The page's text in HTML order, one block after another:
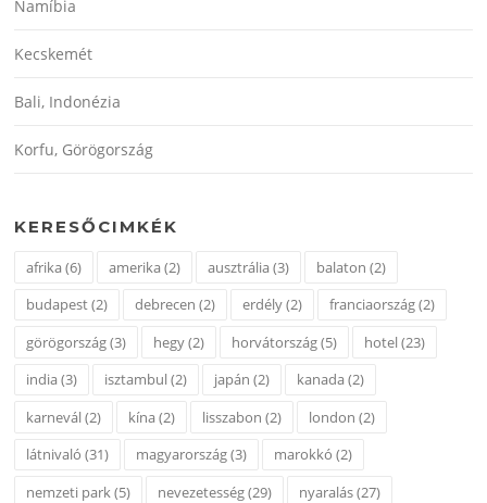
Namíbia
Kecskemét
Bali, Indonézia
Korfu, Görögország
KERESŐCIMKÉK
afrika(6) amerika(2) ausztrália(3) balaton (2)
budapest(2) debrecen (2) erdély(2) franciaország(2)
görögország(3) hegy(2) horvátország(5) hotel(23)
india(3) isztambul(2) japán (2) kanada(2)
karnevál(2) kína(2) lisszabon (2) london (2)
látnivaló (31) magyarország(3) marokkó (2)
nemzeti park(5) nevezetesség(29) nyaralás(27)